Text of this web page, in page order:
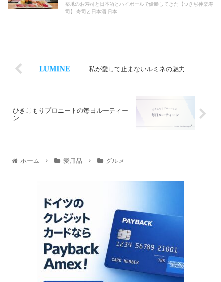
築地のお寿司と日本酒とハイボールで優勝してきた【つきぢ神楽寿
司】 寿司と日本酒 日本...
私が愛して止まないルミネの魅力
ひきこもりプロニートの毎日ルーティー
ン
ホーム 愛用品 グルメ